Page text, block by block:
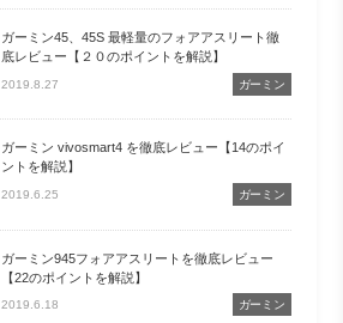
ガーミン45、45S 最軽量のフォアアスリート徹
底レビュー【２０のポイントを解説】
2019.8.27 ガーミン
ガーミン vivosmart4 を徹底レビュー【14のポイ
ントを解説】
2019.6.25 ガーミン
ガーミン945フォアアスリートを徹底レビュー
【22のポイントを解説】
2019.6.18 ガーミン